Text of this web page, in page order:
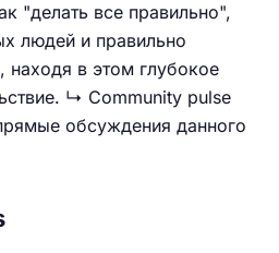
"делать все правильно",
людей и правильно
находя в этом глубокое
↳ Community pulse
обсуждения данного